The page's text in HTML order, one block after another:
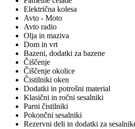
Električna kolesa
Avto - Moto
Avto radio
Olja in maziva
Dom in vrt
Bazeni, dodatki za bazene
Čiščenje
Čiščenje okolice
Čistilniki oken
Dodatki in potrošni material
Klasični in ročni sesalniki
Parni čistilniki
Pokončni sesalniki
Rezervni deli in dodatki za